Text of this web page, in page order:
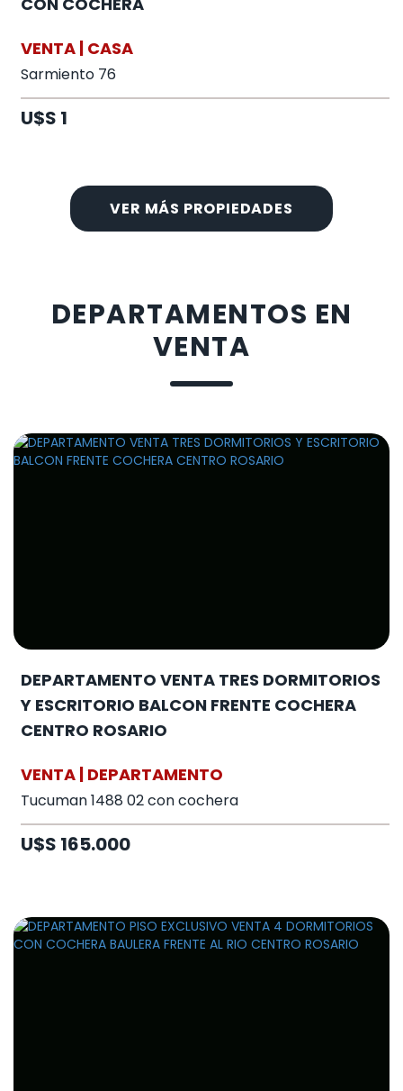
VENTA | CASA
Sarmiento 76
U$S 1
VER MÁS PROPIEDADES
DEPARTAMENTOS EN
VENTA
DEPARTAMENTO VENTA TRES DORMITORIOS
Y ESCRITORIO BALCON FRENTE COCHERA
CENTRO ROSARIO
VENTA | DEPARTAMENTO
Tucuman 1488 02 con cochera
U$S 165.000